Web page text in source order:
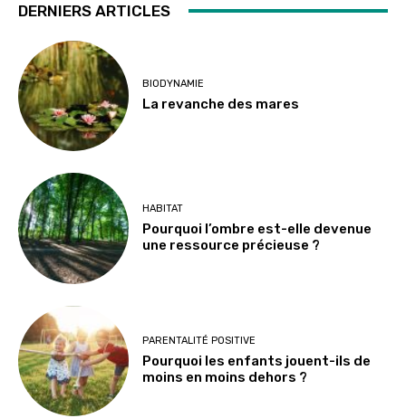
DERNIERS ARTICLES
BIODYNAMIE
La revanche des mares
HABITAT
Pourquoi l’ombre est-elle devenue
une ressource précieuse ?
PARENTALITÉ POSITIVE
Pourquoi les enfants jouent-ils de
moins en moins dehors ?